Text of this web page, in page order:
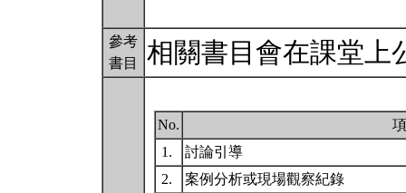
參考
書目
相關書目會在課堂上
No.
1.
討論引導
2.
案例分析或現場觀察紀錄